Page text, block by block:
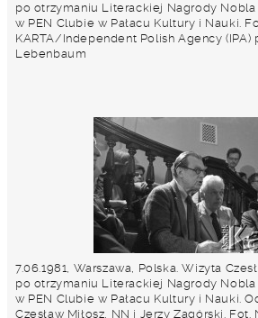
po otrzymaniu Literackiej Nagrody
w PEN Clubie w Pałacu Kultury i Nauki.
KARTA/Independent Polish Agency (IPA)
Lebenbaum
7.06.1981, Warszawa, Polska. Wizyta
po otrzymaniu Literackiej Nagrody
w PEN Clubie w Pałacu Kultury i Nauki.
Czesław Miłosz, NN i Jerzy Zagórski.